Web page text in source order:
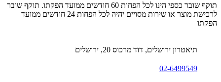
תוקף שובר כספי הינו לכל הפחות 60 חודשים ממועד הפקתו. תוקף שובר
לרכישת מוצר או שירות מסויים יהיה לכל הפחות 24 חודשים ממועד
הפקתו
תיאטרון ירושלים, דוד מרכוס 20, ירושלים
02-6499549